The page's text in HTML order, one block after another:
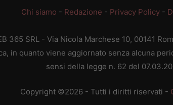
Chi siamo - Redazione - Privacy Policy -
365 SRL - Via Nicola Marchese 10, 00141
in quanto viene aggiornato senza alcuna
sensi della legge n. 62 del
Copyright ©2026 - Tutti i diritti riservati -